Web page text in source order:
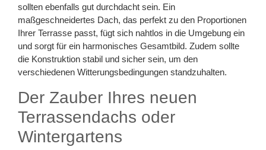
sollten ebenfalls gut durchdacht sein. Ein
maßgeschneidertes Dach, das perfekt zu den Proportionen
Ihrer Terrasse passt, fügt sich nahtlos in die Umgebung ein
und sorgt für ein harmonisches Gesamtbild. Zudem sollte
die Konstruktion stabil und sicher sein, um den
verschiedenen Witterungsbedingungen standzuhalten.
Der Zauber Ihres neuen
Terrassendachs oder
Wintergartens